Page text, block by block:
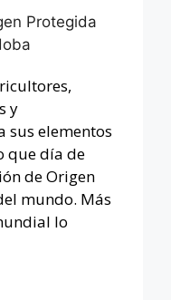
y
sus elementos
que día de
de Origen
mundo. Más
lo